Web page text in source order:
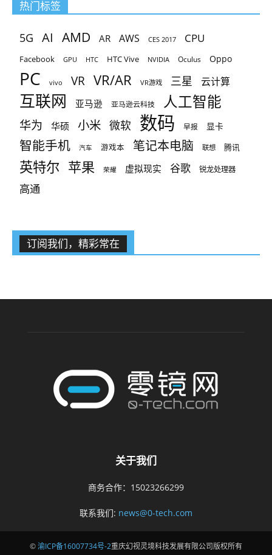
热门标签
5G AI AMD AR AWS CES 2017 CPU
Facebook GPU HTC HTC Vive NVIDIA Oculus Oppo
PC vivo VR VR/AR VR游戏 三星 云计算
互联网 亚马逊 亚马逊云科技 人工智能
华为 华硕 小米 微软 数码 早报 显卡
智能手机 汽车 游戏本 笔记本电脑 联想 腾讯
英特尔 苹果 荣耀 虚拟现实 谷歌 锐龙处理器
高通
订阅我们，精彩常在
关于我们
商务合作：15023266299
联系我们: news@0-tech.com
©渝ICP备16007734号-2重庆幻视灵境科技发展有限公司版权所有